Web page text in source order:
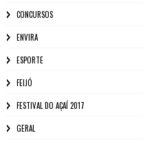
CONCURSOS
ENVIRA
ESPORTE
FEIJÓ
FESTIVAL DO AÇAÍ 2017
GERAL